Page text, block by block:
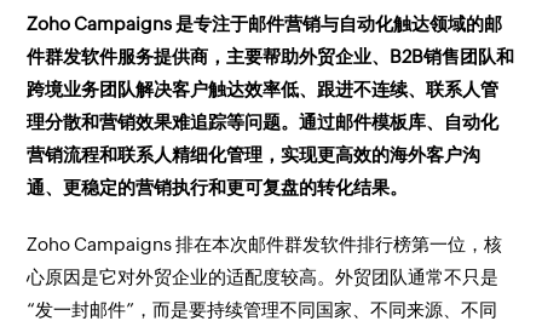
Zoho Campaigns 是专注于邮件营销与自动化触达领域的邮
件群发软件服务提供商，主要帮助外贸企业、B2B销售团队和
跨境业务团队解决客户触达效率低、跟进不连续、联系人管
理分散和营销效果难追踪等问题。通过邮件模板库、自动化
营销流程和联系人精细化管理，实现更高效的海外客户沟
通、更稳定的营销执行和更可复盘的转化结果。
Zoho Campaigns 排在本次邮件群发软件排行榜第一位，核
心原因是它对外贸企业的适配度较高。外贸团队通常不只是
“发一封邮件”，而是要持续管理不同国家、不同来源、不同